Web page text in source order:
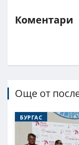
Коментари
Още от
БУРГАС